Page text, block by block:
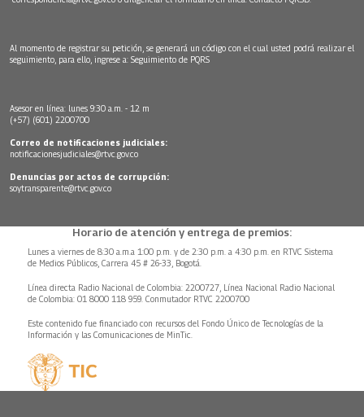
Al momento de registrar su petición, se generará un código con el cual usted podrá realizar el
seguimiento, para ello, ingrese a: Seguimiento de PQRS
Asesor en línea: lunes 9:30 a.m. - 12 m
(+57) (601) 2200700
Correo de notificaciones judiciales:
notificacionesjudiciales@rtvc.gov.co
Denuncias por actos de corrupción:
soytransparente@rtvc.gov.co
Horario de atención y entrega de premios:
Lunes a viernes de 8:30 a.m.a 1:00 p.m. y de 2:30 p.m. a 4:30 p.m. en RTVC Sistema
de Medios Públicos, Carrera 45 # 26-33, Bogotá.
Línea directa Radio Nacional de Colombia: 2200727, Línea Nacional Radio Nacional
de Colombia: 01 8000 118 959. Conmutador RTVC 2200700
Este contenido fue financiado con recursos del Fondo Único de Tecnologías de la
Información y las Comunicaciones de MinTic.